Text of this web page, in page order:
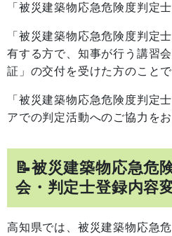
「被災建築物応急危険度判定
「被災建築物応急危険度判定
有する方で、知事が行う講習
証」の交付を受けた方のことで
「被災建築物応急危険度判定
アでの判定活動へのご協力を
📝被災建築物応急危
会・判定士登録内容
高知県では、被災建築物応急